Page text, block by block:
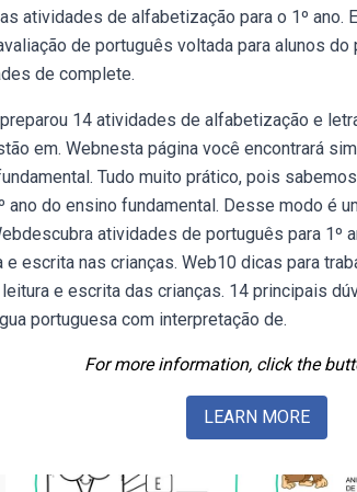
atividades de alfabetização para o 1º
de português voltada para alunos
de complete.
14 atividades de alfabetização e
em. Webnesta página você encontrará
Tudo muito prático, pois
ano do ensino fundamental. Desse modo é
atividades de português para 1º
escrita nas crianças. Web10 dicas para
e escrita das crianças. 14 principais
portuguesa com interpretação de.
For more information, click the
LEARN MORE